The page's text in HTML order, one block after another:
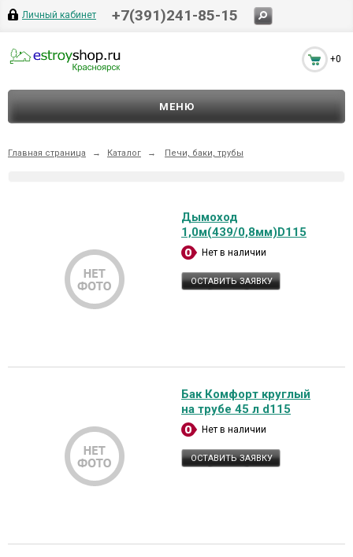
Личный кабинет +7(391)241-85-15
+0
МЕНЮ
Главная страница → Каталог → Печи, баки, трубы
Дымоход
1,0м(439/0,8мм)D115
Нет в наличии
ОСТАВИТЬ ЗАЯВКУ
Бак Комфорт круглый
на трубе 45 л d115
Нет в наличии
ОСТАВИТЬ ЗАЯВКУ